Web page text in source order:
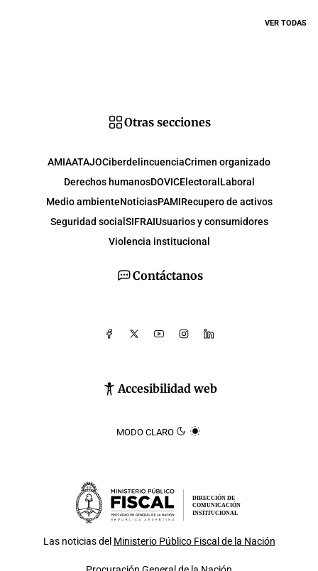
VER TODAS
Contáctanos
Accesibilidad web
MODO CLARO
Otras secciones
AMIAATAJOCiberdelincuenciaCrimen organizado
Derechos humanosDOVICElectoral Laboral
Medio ambienteNoticiasPAMIRecupero de activos
Seguridad social SIFRAIUsuarios y consumidores
Violencia institucional
DIRECCIÓN DE
COMUNICACIÓN
INSTITUCIONAL
Las noticias del Ministerio Público Fiscal de la Nación